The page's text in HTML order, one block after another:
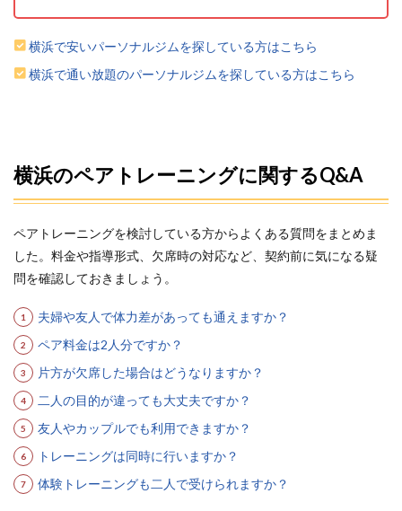
横浜で安いパーソナルジムを探している方はこちら
横浜で通い放題のパーソナルジムを探している方はこちら
横浜のペアトレーニングに関するQ&A
ペアトレーニングを検討している方からよくある質問をまとめま
した。料金や指導形式、欠席時の対応など、契約前に気になる疑
問を確認しておきましょう。
夫婦や友人で体力差があっても通えますか？
ペア料金は2人分ですか？
片方が欠席した場合はどうなりますか？
二人の目的が違っても大丈夫ですか？
友人やカップルでも利用できますか？
トレーニングは同時に行いますか？
体験トレーニングも二人で受けられますか？